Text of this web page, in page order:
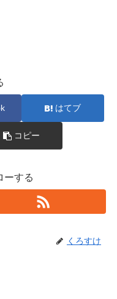
はてブ
コピー
ーする
くろすけ